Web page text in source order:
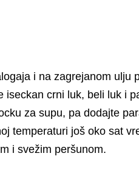
i na zagrejanom ulju
iseckan crni luk, beli luk i
za supu, pa dodajte
temperaturi još oko sat
i svežim peršunom.